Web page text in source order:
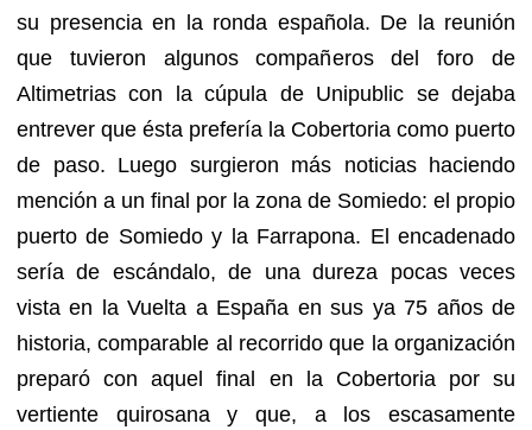
su presencia en la ronda española. De la reunión
que tuvieron algunos compañeros del foro de
Altimetrias con la cúpula de Unipublic se dejaba
entrever que ésta prefería la Cobertoria como puerto
de paso. Luego surgieron más noticias haciendo
mención a un final por la zona de Somiedo: el propio
puerto de Somiedo y la Farrapona. El encadenado
sería de escándalo, de una dureza pocas veces
vista en la Vuelta a España en sus ya 75 años de
historia, comparable al recorrido que la organización
preparó con aquel final en la Cobertoria por su
vertiente quirosana y que, a los escasamente